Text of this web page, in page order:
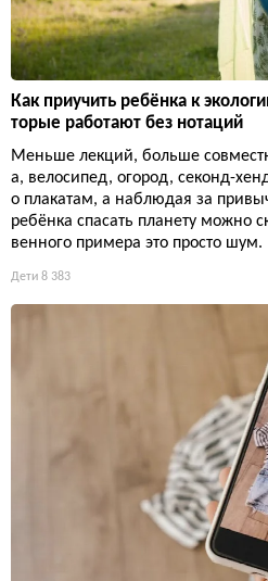
Как приучить ребёнка к
торые работают без нотаций
Меньше лекций, больше
а, велосипед, огород, секонд-
о плакатам, а наблюдая за
ребёнка спасать планету можно
венного примера это просто шум.
Дети 8 383